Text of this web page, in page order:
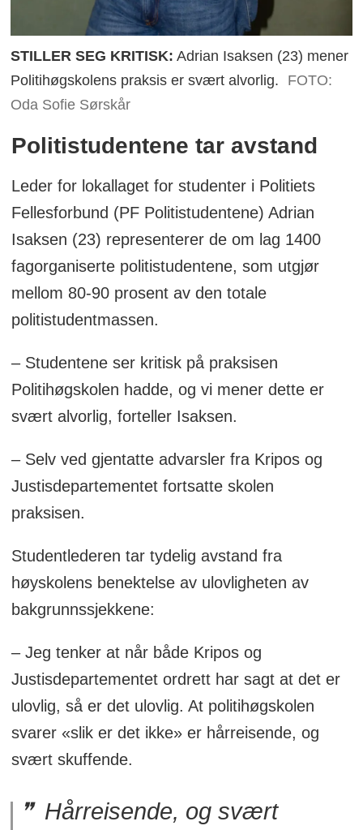
STILLER SEG KRITISK: Adrian Isaksen (23) mener
Politihøgskolens praksis er svært alvorlig.
FOTO:
Oda Sofie Sørskår
Politistudentene tar avstand
Leder for lokallaget for studenter i Politiets
Fellesforbund (PF Politistudentene) Adrian
Isaksen (23) representerer de om lag 1400
fagorganiserte politistudentene, som utgjør
mellom 80-90 prosent av den totale
politistudentmassen.
– Studentene ser kritisk på praksisen
Politihøgskolen hadde, og vi mener dette er
svært alvorlig, forteller Isaksen.
– Selv ved gjentatte advarsler fra Kripos og
Justisdepartementet fortsatte skolen
praksisen.
Studentlederen tar tydelig avstand fra
høyskolens benektelse av ulovligheten av
bakgrunnssjekkene:
– Jeg tenker at når både Kripos og
Justisdepartementet ordrett har sagt at det er
ulovlig, så er det ulovlig. At politihøgskolen
svarer «slik er det ikke» er hårreisende, og
svært skuffende.
Hårreisende, og svært